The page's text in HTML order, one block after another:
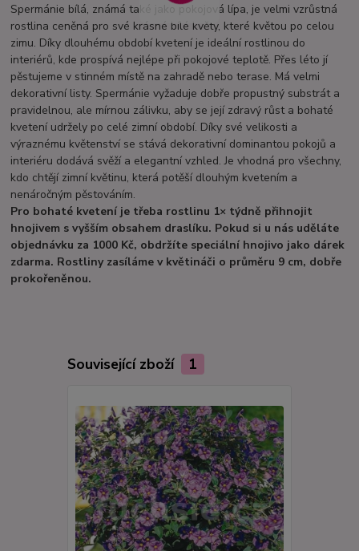
Spermánie bílá, známá také jako pokojová lípa, je velmi vzrůstná
rostlina ceněná pro své krásné bílé květy, které květou po celou
zimu. Díky dlouhému období kvetení je ideální rostlinou do
interiérů, kde prospívá nejlépe při pokojové teplotě. Přes léto jí
pěstujeme v stinném místě na zahradě nebo terase. Má velmi
dekorativní listy. Spermánie vyžaduje dobře propustný substrát a
pravidelnou, ale mírnou zálivku, aby se její zdravý růst a bohaté
kvetení udržely po celé zimní období. Díky své velikosti a
výraznému květenství se stává dekorativní dominantou pokojů a
interiéru dodává svěží a elegantní vzhled. Je vhodná pro všechny,
kdo chtějí zimní květinu, která potěší dlouhým kvetením a
nenáročným pěstováním.
Pro bohaté kvetení je třeba rostlinu 1× týdně přihnojit
hnojivem s vyšším obsahem draslíku. Pokud si u nás uděláte
objednávku za 1000 Kč, obdržíte speciální hnojivo jako dárek
zdarma. Rostliny zasíláme v květináči o průměru 9 cm, dobře
prokořeněnou.
Související zboží 1